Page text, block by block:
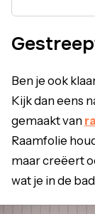
Ben je ook
Kijk dan eens
gemaakt van
Raamfolie
maar creëert
wat je in de